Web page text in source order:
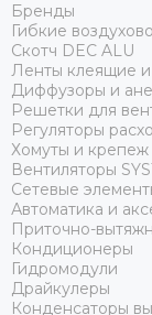
Бренды
Гибкие
Скотч DEC ALU
Ленты клеящие и
Диффузоры и
Решетки для
Регуляторы
Хомуты и крепеж
Вентиляторы
Сетевые
Автоматика и
Приточно-
Кондиционеры
Гидромодули
Драйкулеры
Конденсаторы